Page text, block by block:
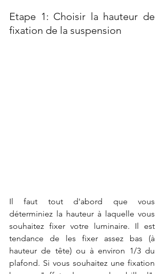
Etape 1: Choisir la hauteur de
fixation de la suspension
Il faut tout d'abord que vous
déterminiez la hauteur à laquelle vous
souhaitez fixer votre luminaire. Il est
tendance de les fixer assez bas (à
hauteur de tête) ou à environ 1/3 du
plafond. Si vous souhaitez une fixation